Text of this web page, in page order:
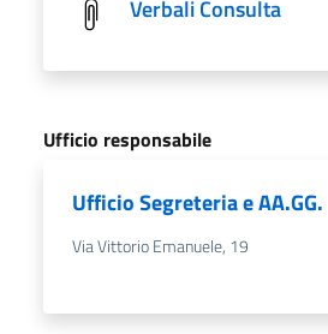
Verbali Consulta
Ufficio responsabile
Ufficio Segreteria e AA.GG.
Via Vittorio Emanuele, 19